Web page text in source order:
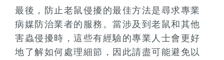
最後，防止老鼠侵擾的最佳方法是尋求專業
病媒防治業者的服務。當涉及到老鼠和其他
害蟲侵擾時，這些有經驗的專業人士會更好
地了解如何處理細節，因此請盡可能避免以